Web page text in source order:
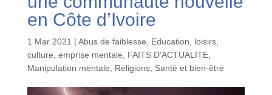
en Côte d’Ivoire
1 Mar 2021 | Abus de faiblesse
Education, loisirs,
culture emprise mentale FAITS D'ACTUALITE,
Manipulation mentale
Religions, Santé et bien-être